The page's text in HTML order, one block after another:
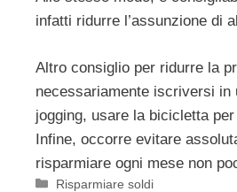
infatti ridurre l’assunzione di
Altro consiglio per ridurre la
necessariamente iscriversi in
jogging, usare la bicicletta
Infine, occorre evitare
risparmiare ogni mese non
Categorie
Risparmiare soldi